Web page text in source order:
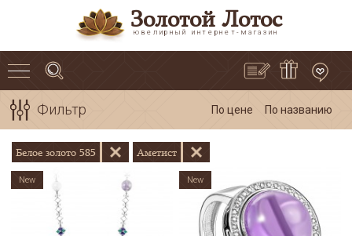
Золотой Лотос
ювелирный интернет-магазин
Фильтр По цене По названию
Белое золото 585 Аметист
New New